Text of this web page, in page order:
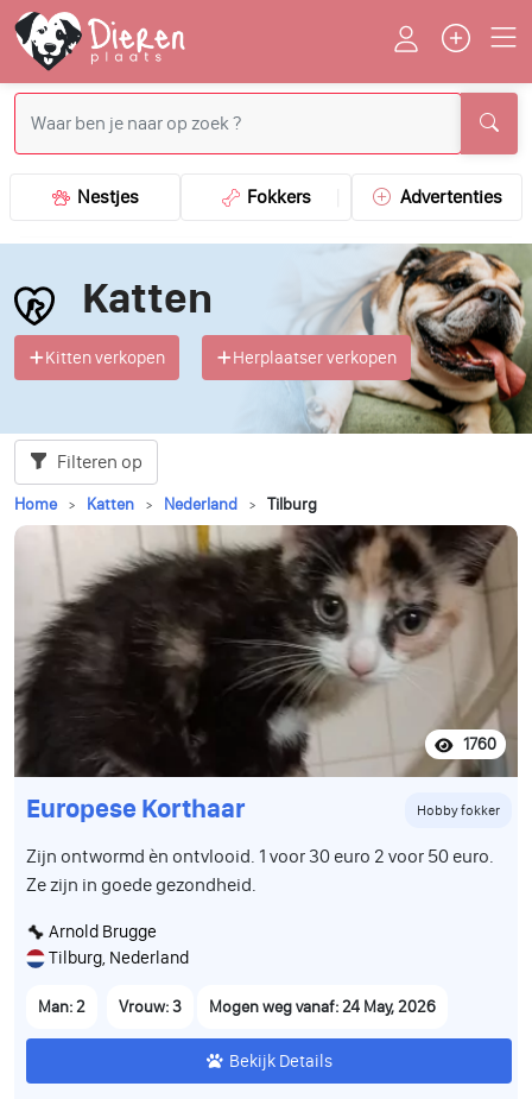
Nestjes Fokkers Advertenties
Katten
Kitten verkopen Herplaatser verkopen
Filteren op
Home Katten Nederland Tilburg
1760
Europese Korthaar Hobby fokker
Zijn ontwormd èn ontvlooid. 1 voor 30 euro 2 voor 50 euro.
Ze zijn in goede gezondheid.
Arnold Brugge
Tilburg, Nederland
Man: 2 Vrouw: 3 Mogen weg vanaf: 24 May, 2026
Bekijk Details